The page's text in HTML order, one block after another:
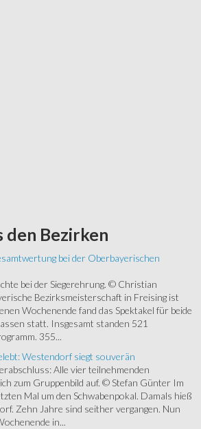
den Bezirken
bei der Oberbayerischen
bei der Siegerehrung. © Christian
Bezirksmeisterschaft in Freising ist
Wochenende fand das Spektakel für beide
statt. Insgesamt standen 521
355...
Westendorf siegt souverän
Alle vier teilnehmenden
zum Gruppenbild auf. © Stefan Günter Im
Mal um den Schwabenpokal. Damals hieß
Zehn Jahre sind seither vergangen. Nun
in...